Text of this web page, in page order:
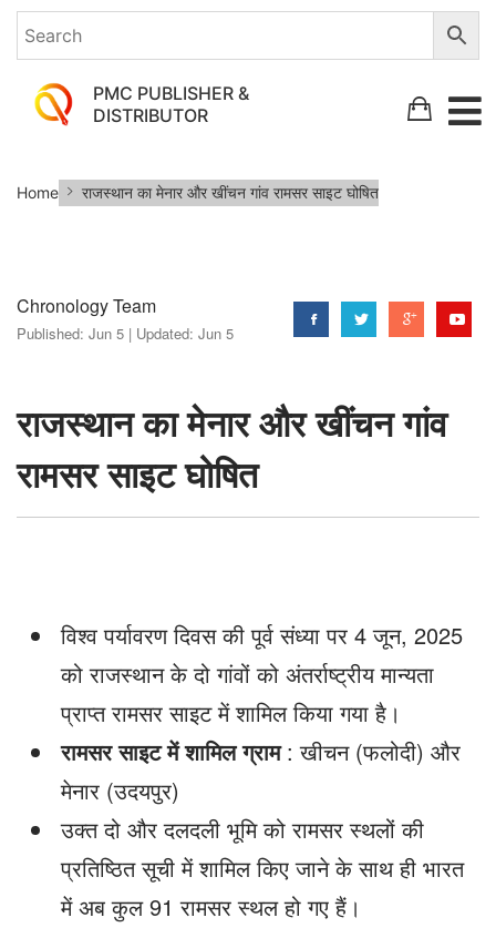
PMC PUBLISHER &
DISTRIBUTOR
राजस्थान
का
खींचन
गांव
साइट
घोषित
Home राजस्थान का मेनार और खींचन गांव रामसर साइट घोषित
Chronology Team
Published: Jun 5 | Updated: Jun 5
राजस्थान का मेनार और खींचन गांव
रामसर साइट घोषित
विश्व पर्यावरण दिवस की पूर्व संध्या पर 4 जून, 2025
को राजस्थान के दो गांवों को अंतर्राष्ट्रीय मान्यता
प्राप्त रामसर साइट में शामिल किया गया है।
रामसर साइट में शामिल ग्राम: खीचन (फलोदी) और
मेनार (उदयपुर)
उक्त दो और दलदली भूमि को रामसर स्थलों की
प्रतिष्ठित सूची में शामिल किए जाने के साथ ही भारत
में अब कुल 91 रामसर स्थल हो गए हैं।